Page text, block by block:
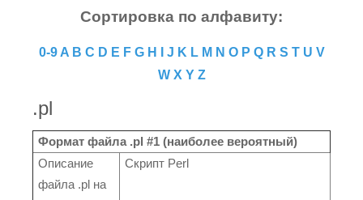
Сортировка по алфавиту:
0-9 A B C D E F G H J K L M N O P Q R S T U V
W X Y Z
.pl
Формат файла .pl #1 (наиболее вероятный)
Описание
файла .pl на
Скрипт Perl